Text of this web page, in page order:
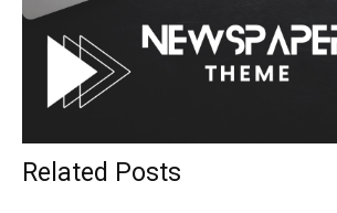
Related Posts